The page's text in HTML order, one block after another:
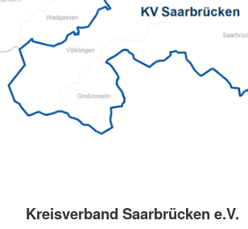
Kreisverband Saarbrücken e.V.